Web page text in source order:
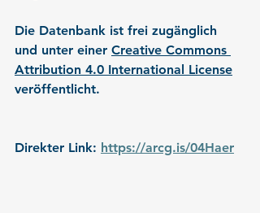
Die Datenbank ist frei zugänglich
und unter einer Creative Commons
Attribution 4.0 International License
veröffentlicht.
Direkter Link: https://arcg.is/04Haer